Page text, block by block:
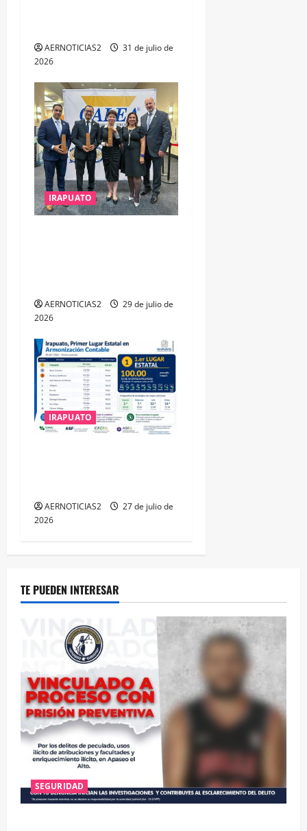
AERNOTICIAS2
31 de julio de
2026
IRAPUATO
AERNOTICIAS2
29 de julio de
2026
IRAPUATO
AERNOTICIAS2
27 de julio de
2026
TE PUEDEN INTERESAR
SEGURIDAD